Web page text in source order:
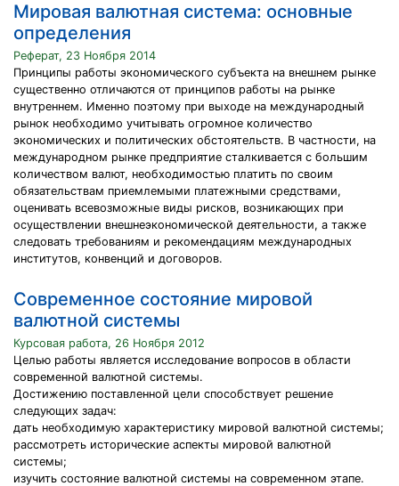
Мировая валютная система: основные
определения
Реферат, 23 Ноября 2014
Принципы работы экономического субъекта на внешнем рынке
существенно отличаются от принципов работы на рынке
внутреннем. Именно поэтому при выходе на международный
рынок необходимо учитывать огромное количество
экономических и политических обстоятельств. В частности, на
международном рынке предприятие сталкивается с большим
количеством валют, необходимостью платить по своим
обязательствам приемлемыми платежными средствами,
оценивать всевозможные виды рисков, возникающих при
осуществлении внешнеэкономической деятельности, а также
следовать требованиям и рекомендациям международных
институтов, конвенций и договоров.
Современное состояние мировой
валютной системы
Курсовая работа, 26 Ноября 2012
Целью работы является исследование вопросов в области
современной валютной системы.
Достижению поставленной цели способствует решение
следующих задач:
дать необходимую характеристику мировой валютной системы;
рассмотреть исторические аспекты мировой валютной
системы;
изучить состояние валютной системы на современном этапе.